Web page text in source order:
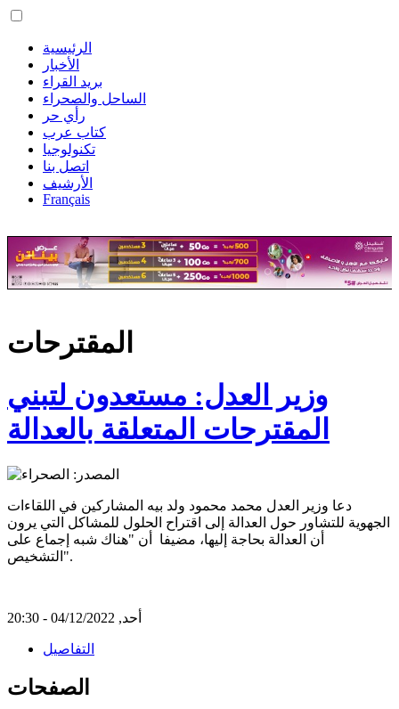
الرئيسية
الأخبار
بريد القراء
الساحل والصحراء
رأي حر
كتاب عرب
تكنولوجيا
اتصل بنا
الأرشيف
Français
المقترحات
وزير العدل: مستعدون لتبني
المقترحات المتعلقة بالعدالة
دعا وزير العدل محمد محمود ولد بيه المشاركين في اللقاءات
الجهوية للتشاور حول العدالة إلى اقتراح الحلول للمشاكل التي يرون
أن العدالة بحاجة إليها، مضيفا أن "هناك شبه إجماع على
التشخيص".
أحد, 04/12/2022 - 20:30
التفاصيل
الصفحات